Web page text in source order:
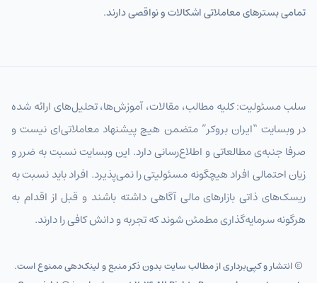
تمامی بسترهای معاملاتی اشکالات و نواقصی دارند.
سلب مسئولیت: کلیه مطالب، مقالات، آموزش‌ها، تحلیل‌های ارائه شده
در وبسایت “ایران بروکر” متضمن هیچ پیشنهاد معاملاتی‌ای نیست و
صرفا جنبه‌ی مطالعاتی و اطلاع‌رسانی دارد. این وبسایت نسبت به ضرر و
زیان احتمالی افراد هیچگونه مسئولیتی را نمی‌پذیرد. افراد باید نسبت به
ریسک‌های ذاتی بازارهای مالی آگاهی داشته باشند و قبل از اقدام به
هرگونه سرمایه‌گذاری مطمئن شوند که تجربه و دانش کافی را دارند.
© انتشار و کپی‌برداری از مطالب سایت بدون ذکر منبع و لینک‌دهی ممنوع است.